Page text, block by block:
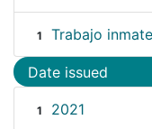
1 Trabajo
Date issued
1 2021